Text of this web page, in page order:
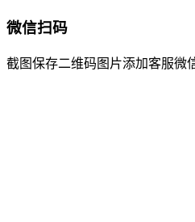
微信扫码
截图保存二维码图片添加客服微